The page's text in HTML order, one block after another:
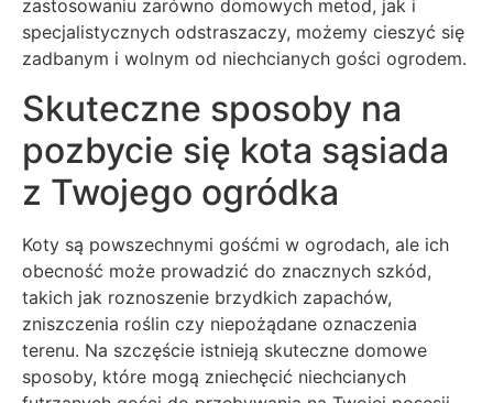
zastosowaniu zarówno domowych metod, jak i
specjalistycznych odstraszaczy, możemy cieszyć się
zadbanym i wolnym od niechcianych gości ogrodem.
Skuteczne sposoby na
pozbycie się kota sąsiada
z Twojego ogródka
Koty są powszechnymi gośćmi w ogrodach, ale ich
obecność może prowadzić do znacznych szkód,
takich jak roznoszenie brzydkich zapachów,
zniszczenia roślin czy niepożądane oznaczenia
terenu. Na szczęście istnieją skuteczne domowe
sposoby, które mogą zniechęcić niechcianych